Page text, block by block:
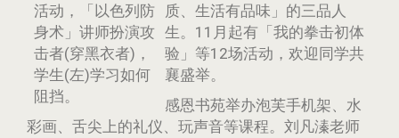
活动，「以色列防
身术」讲师扮演攻
击者(穿黑衣者)，
学生(左)学习如何
阻挡。
质、生活有品味」的三品人
生。11月起有「我的拳击初体
验」等12场活动，欢迎同学共
襄盛举。
感恩书苑举办泡芙手机架、水
彩画、舌尖上的礼仪、玩声音等课程。刘凡溱老师